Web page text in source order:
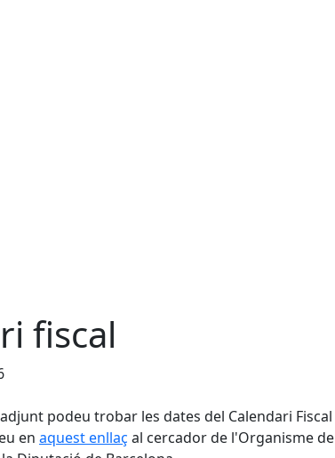
fiscal
podeu trobar les dates del Calendari Fiscal
en aquest enllaç al cercador de l'Organisme de